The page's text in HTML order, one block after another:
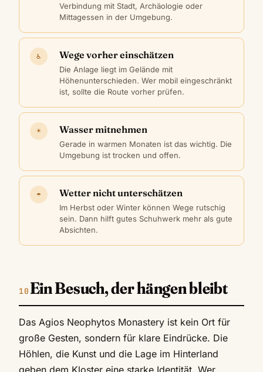
Verbindung mit Stadt, Archäologie oder
Mittagessen in der Umgebung.
♿ Wege vorher einschätzen
Die Anlage liegt im Gelände mit
Höhenunterschieden. Wer mobil eingeschränkt
ist, sollte die Route vorher prüfen.
☀ Wasser mitnehmen
Gerade in warmen Monaten ist das wichtig. Die
Umgebung ist trocken und offen.
☂ Wetter nicht unterschätzen
Im Herbst oder Winter können Wege rutschig
sein. Dann hilft gutes Schuhwerk mehr als gute
Absichten.
Ein Besuch, der hängen bleibt
Das Agios Neophytos Monastery ist kein Ort für
große Gesten, sondern für klare Eindrücke. Die
Höhlen, die Kunst und die Lage im Hinterland
geben dem Kloster eine starke Identität. Wer